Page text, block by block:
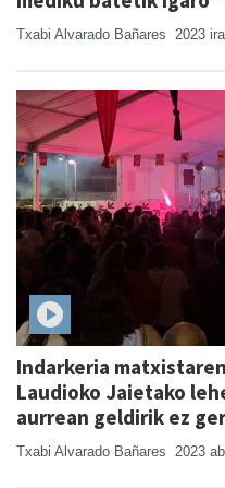
Txabi Alvarado Bañares 2023
Indarkeria
Laudioko Jaietako
aurrean geldirik ez
Txabi Alvarado Bañares 2023